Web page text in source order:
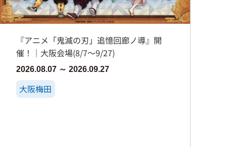
『アニメ「鬼滅の刃」追憶回廊ノ導』開
催！｜大阪会場(8/7～9/27)
2026.08.07 ～ 2026.09.27
大阪梅田